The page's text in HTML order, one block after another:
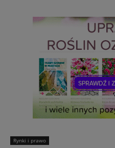
Rynki i prawo